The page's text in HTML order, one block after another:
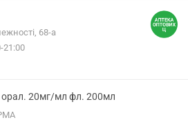
68-а
21:00
орал. 20мг/мл фл. 200мл